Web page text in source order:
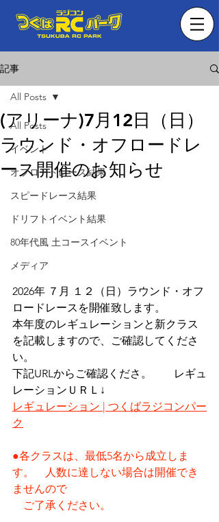
記事
All Posts
イベント
オフロードレース結果
スピードレース結果
ドリフトイベント結果
80年代風 土コースイベント
メディア
All Posts
(アリーナ)7月12日（日）
ラウンド・オフロードレ
ース開催のお知らせ
2026年 ７月 １２（日）ラウンド・オフ
ロードレースを開催致します。
本年度のレギュレーションと新クラス
を記載しますので、ご確認してくださ
い。
下記URLからご確認くださ。　　レギュ
レーションＵＲＬ↓
レギュレーション | つくばラジコンパー
ク
●各クラスは、最低5名から成立しま
す。　人数に達しない場合は開催でき
ませんので
ご了承ください。